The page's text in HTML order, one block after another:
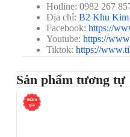
Hotline: 0982 267
Địa chỉ: B2 Khu Kim
Facebook: https://
Youtube: https://
Tiktok: https://
Sản phẩm tương tự